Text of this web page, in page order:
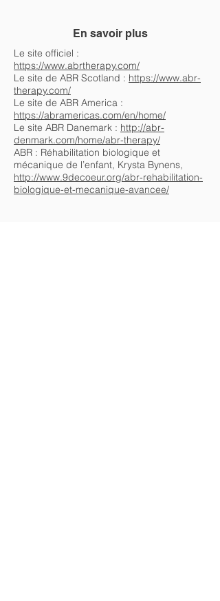
En savoir plus
Le site officiel :
https://www.abrtherapy.com/
Le site de ABR Scotland : https://www.abr-
therapy.com/
Le site de ABR America :
https://abramericas.com/en/home/
Le site ABR Danemark : http://abr-
denmark.com/home/abr-therapy/
ABR : Réhabilitation biologique et
mécanique de l’enfant, Krysta Bynens,
http://www.9decoeur.org/abr-rehabilitation-
biologique-et-mecanique-avancee/